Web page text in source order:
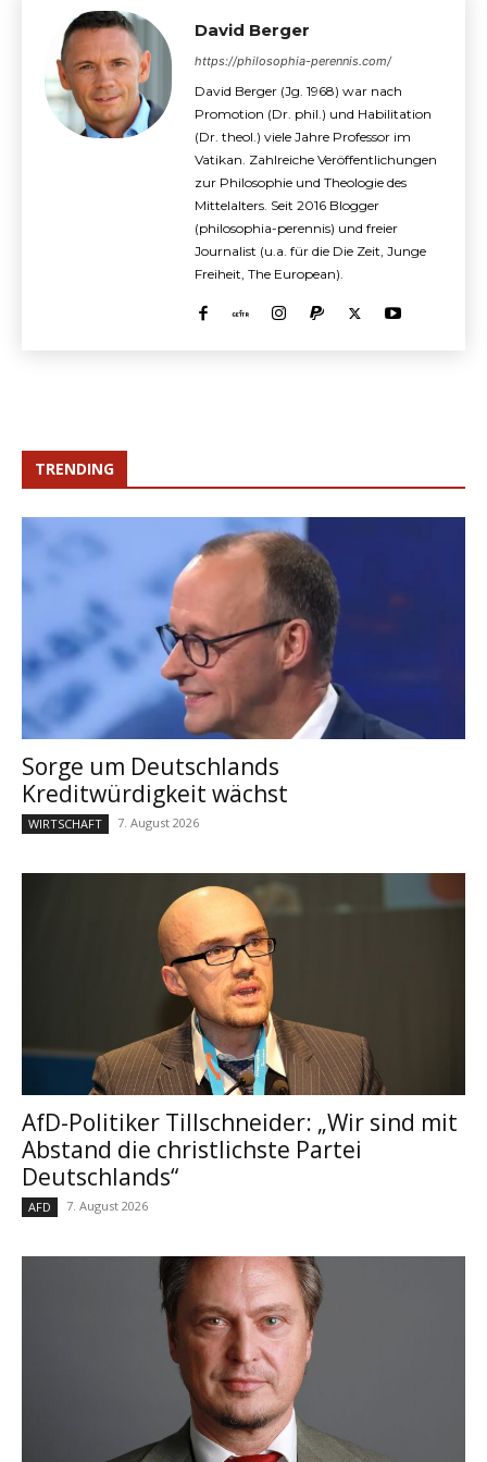
David Berger
https://philosophia-perennis.com/
David Berger (Jg. 1968) war nach
Promotion (Dr. phil.) und Habilitation
(Dr. theol.) viele Jahre Professor im
Vatikan. Zahlreiche Veröffentlichungen
zur Philosophie und Theologie des
Mittelalters. Seit 2016 Blogger
(philosophia-perennis) und freier
Journalist (u.a. für die Die Zeit, Junge
Freiheit, The European).
TRENDING
Sorge um Deutschlands
Kreditwürdigkeit wächst
WIRTSCHAFT 7. August 2026
AfD-Politiker Tillschneider: „Wir sind mit
Abstand die christlichste Partei
Deutschlands“
AFD 7. August 2026